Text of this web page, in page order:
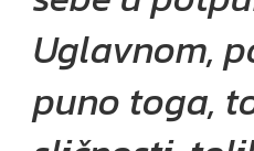
Uglavnom,
puno toga,